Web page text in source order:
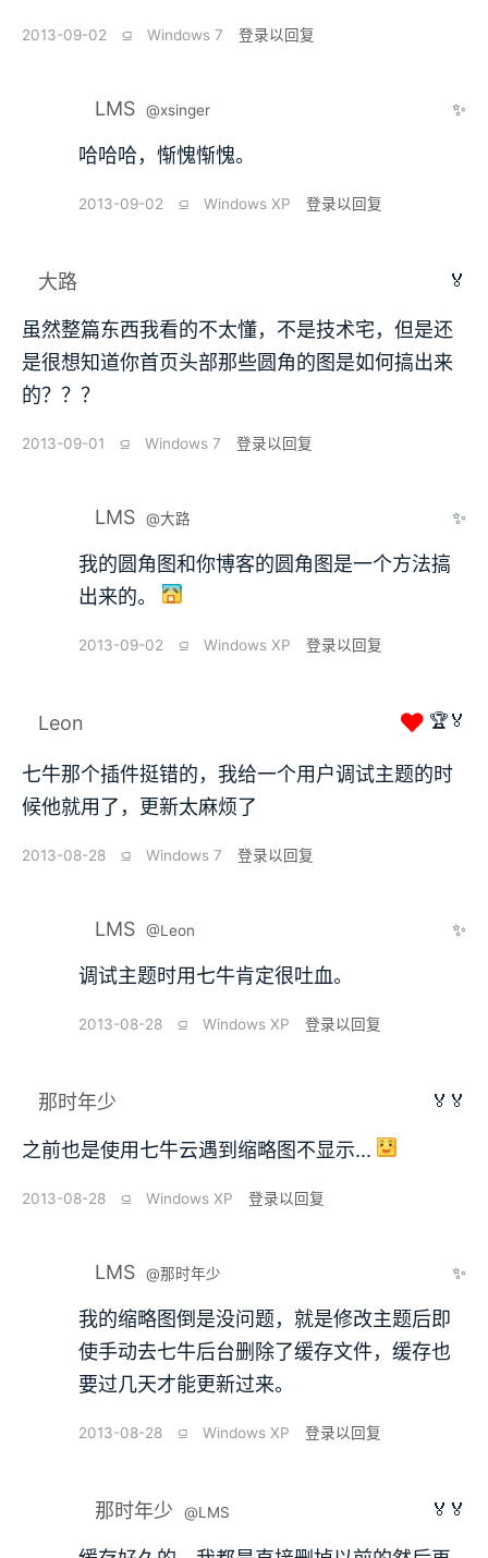
2013-09-02 ⫑ Windows 7 登录以回复
LMS @xsinger ✨
哈哈哈，惭愧惭愧。
2013-09-02 ⫑ Windows XP 登录以回复
大路 🏅
虽然整篇东西我看的不太懂，不是技术宅，但是还
是很想知道你首页头部那些圆角的图是如何搞出来
的？？？
2013-09-01 ⫑ Windows 7 登录以回复
LMS @大路 ✨
我的圆角图和你博客的圆角图是一个方法搞
出来的。
2013-09-02 ⫑ Windows XP 登录以回复
Leon ❤ 🏆🏅
七牛那个插件挺错的，我给一个用户调试主题的时
候他就用了，更新太麻烦了
2013-08-28 ⫑ Windows 7 登录以回复
LMS @Leon ✨
调试主题时用七牛肯定很吐血。
2013-08-28 ⫑ Windows XP 登录以回复
那时年少 🏅🏅
之前也是使用七牛云遇到缩略图不显示...
2013-08-28 ⫑ Windows XP 登录以回复
LMS @那时年少 ✨
我的缩略图倒是没问题，就是修改主题后即
使手动去七牛后台删除了缓存文件，缓存也
要过几天才能更新过来。
2013-08-28 ⫑ Windows XP 登录以回复
那时年少 @LMS 🏅🏅